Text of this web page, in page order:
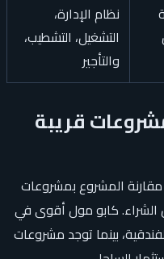
نظام الإدارة،
التشغيل، التشطيب،
والتأجير
قريبة
المشروع بمشروعات
الشراء. كابو مول أقوى في
بينما توجد مشروعات